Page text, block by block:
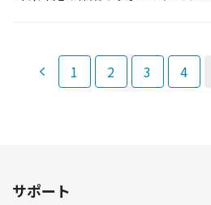
1 2 3 4
サポート